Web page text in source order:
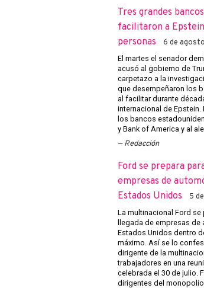
Tres grandes
facilitaron a
personas
6 de
El martes el senador
acusó al gobierno de
carpetazo a la
que desempeñaron los
al facilitar durante
internacional de Epstein.
los bancos
y Bank of America y al
Redacción
Ford se prepara
empresas de
Estados Unidos
5
La multinacional Ford se
llegada de empresas
Estados Unidos dentro
máximo. Así se lo
dirigente de la
trabajadores en una
celebrada el 30 de julio.
dirigentes del monopolio